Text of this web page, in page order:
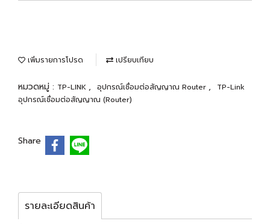
เพิ่มรายการโปรด เปรียบเทียบ
หมวดหมู่ : TP-LINK , อุปกรณ์เชื่อมต่อสัญญาณ Router ,
TP-Link
อุปกรณ์เชื่อมต่อสัญญาณ (Router)
Share
รายละเอียดสินค้า